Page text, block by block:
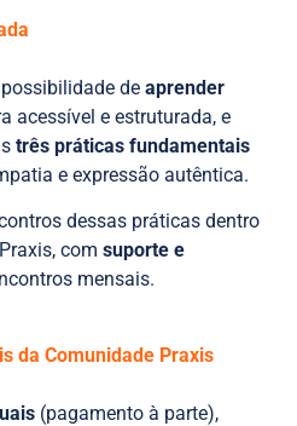
de aprender
acessível e estruturada, e
três práticas fundamentais
e expressão autêntica.
dessas práticas dentro
com suporte e
mensais.
da Comunidade Praxis
(pagamento à parte),